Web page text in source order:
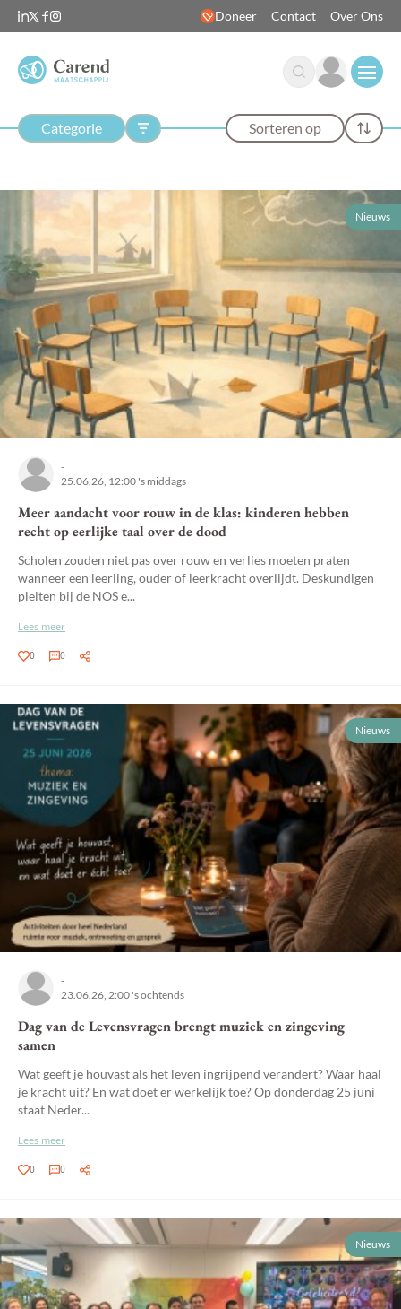
Doneer Contact Over Ons
Categorie Sorteren op
Nieuws
-
25.06.26, 12:00 's middags
Meer aandacht voor rouw in de klas: kinderen hebben
recht op eerlijke taal over de dood
Scholen zouden niet pas over rouw en verlies moeten praten
wanneer een leerling, ouder of leerkracht overlijdt. Deskundigen
pleiten bij de NOS e...
Lees meer
0 0
Nieuws
-
23.06.26, 2:00 's ochtends
Dag van de Levensvragen brengt muziek en zingeving
samen
Wat geeft je houvast als het leven ingrijpend verandert? Waar haal
je kracht uit? En wat doet er werkelijk toe? Op donderdag 25 juni
staat Neder...
Lees meer
0 0
Nieuws